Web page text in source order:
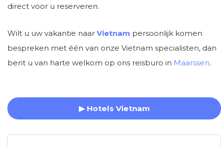
direct voor u reserveren.
Wilt u uw vakantie naar Vietnam persoonlijk komen
bespreken met één van onze Vietnam specialisten, dan
bent u van harte welkom op ons reisburo in Maarssen.
▶ Hotels Vietnam